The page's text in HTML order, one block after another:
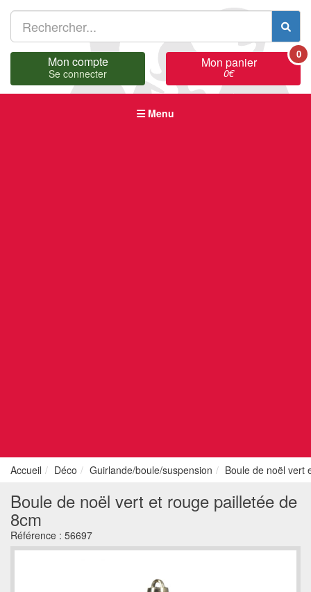
Mon compte
Se connecter
Mon panier
0€
0
Menu
Accueil Déco Guirlande/boule/suspension Boule de noël vert
Boule de noël vert et rouge pailletée de
8cm
Référence : 56697